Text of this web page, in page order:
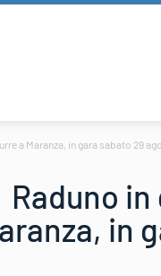
a Maranza, in gara sabato 29
Raduno
in